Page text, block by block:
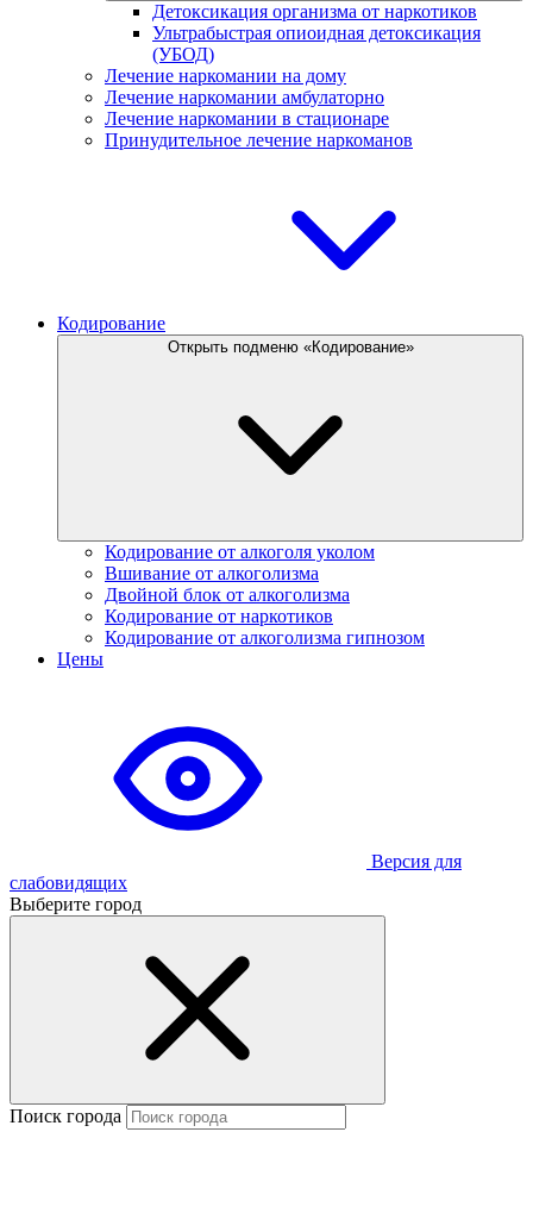
Детоксикация организма от наркотиков
Ультрабыстрая опиоидная детоксикация
(УБОД)
Лечение наркомании на дому
Лечение наркомании амбулаторно
Лечение наркомании в стационаре
Принудительное лечение наркоманов
Кодирование
Открыть подменю «Кодирование»
Кодирование от алкоголя уколом
Вшивание от алкоголизма
Двойной блок от алкоголизма
Кодирование от наркотиков
Кодирование от алкоголизма гипнозом
Цены
Версия для
слабовидящих
Выберите город
Поиск города